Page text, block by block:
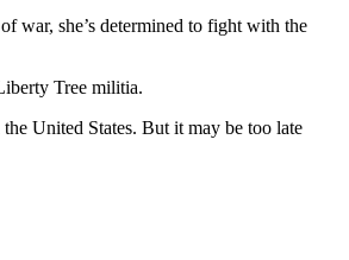
war, she’s determined to fight with the
Tree militia.
United States. But it may be too late